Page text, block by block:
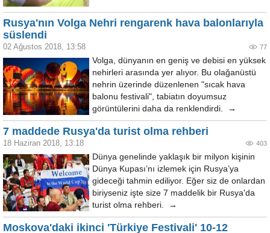
Rusya'nın Volga Nehri rengarenk hava balonlarıyla
süslendi
02 Ağustos 2018, 13:58 77
Volga, dünyanın en geniş ve debisi en yüksek
nehirleri arasında yer alıyor. Bu olağanüstü
nehrin üzerinde düzenlenen "sıcak hava
balonu festivali", tabiatın doyumsuz
görüntülerini daha da renklendirdi. →
7 maddede Rusya'da turist olma rehberi
18 Haziran 2018, 13:18 403
Dünya genelinde yaklaşık bir milyon kişinin
Dünya Kupası’nı izlemek için Rusya’ya
gideceği tahmin ediliyor. Eğer siz de onlardan
biriyseniz işte size 7 maddelik bir Rusya'da
turist olma rehberi. →
Moskova'daki ikinci 'Türkiye Festivali' 10-12